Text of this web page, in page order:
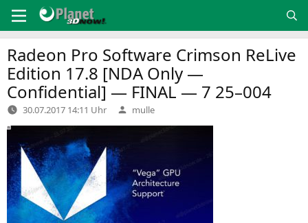
Inhalt
springen
Radeon Pro Software Crimson ReLive
Edition 17.8 [NDAOnly —
Confidential] — FINAL— 7 25–004
30.07.2017 14:11 Uhr Verfasst
von
mulle